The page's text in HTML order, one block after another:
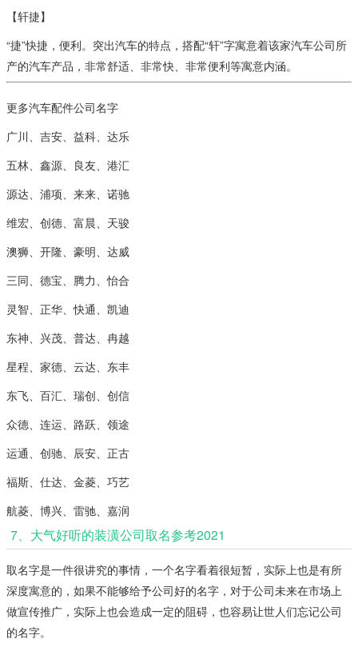
【轩捷】
“捷”快捷，便利。突出汽车的特点，搭配“轩”字寓意着该家汽车公司所
产的汽车产品，非常舒适、非常快、非常便利等寓意内涵。
更多汽车配件公司名字
广川、吉安、益科、达乐
五林、鑫源、良友、港汇
源达、浦项、来来、诺驰
维宏、创德、富晨、天骏
澳狮、开隆、豪明、达威
三同、德宝、腾力、怡合
灵智、正华、快通、凯迪
东神、兴茂、普达、冉越
星程、家德、云达、东丰
东飞、百汇、瑞创、创信
众德、连运、路跃、领途
运通、创驰、辰安、正古
福斯、仕达、金菱、巧艺
航菱、博兴、雷驰、嘉润
7、大气好听的装潢公司取名参考2021
取名字是一件很讲究的事情，一个名字看着很短暂，实际上也是有所
深度寓意的，如果不能够给予公司好的名字，对于公司未来在市场上
做宣传推广，实际上也会造成一定的阻碍，也容易让世人们忘记公司
的名字。